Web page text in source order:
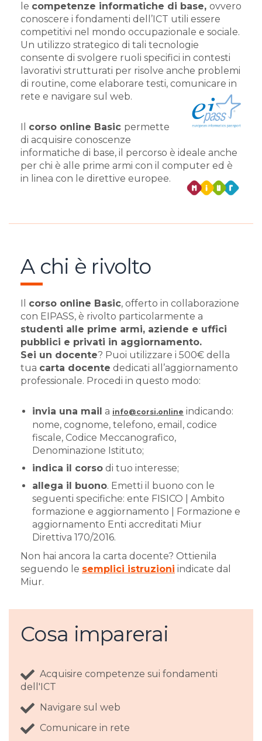
le competenze informatiche di base, ovvero
conoscere i fondamenti dell’ICT utili essere
competitivi nel mondo occupazionale e sociale.
Un utilizzo strategico di tali tecnologie
consente di svolgere ruoli specifici in contesti
lavorativi strutturati per risolve anche problemi
di routine, come elaborare testi, comunicare in
rete e navigare sul web.
corso online Basic permette
di acquisire conoscenze
informatiche di base, il percorso è ideale anche
per chi è alle prime armi con il computer ed è
in linea con le direttive europee.
A chi è rivolto
corso online Basic, offerto in collaborazione
con EIPASS, è rivolto particolarmente a
studenti alle prime armi, aziende e uffici
pubblici e privati in aggiornamento.
Sei un docente? Puoi utilizzare i 500€ della
tua carta docente dedicati all’aggiornamento
professionale. Procedi in questo modo:
invia una mail a info@corsi.online indicando:
nome, cognome, telefono, email, codice
fiscale, Codice Meccanografico,
Denominazione Istituto;
indica il corso di tuo interesse;
allega il buono. Emetti il buono con le
seguenti specifiche: ente FISICO | Ambito
formazione e aggiornamento | Formazione e
aggiornamento Enti accreditati Miur
Direttiva 170/2016.
Non hai ancora la carta docente? Ottienila
seguendo le semplici istruzioni indicate dal
Miur.
Cosa imparerai
Acquisire competenze sui fondamenti
dell'ICT
Navigare sul web
Comunicare in rete